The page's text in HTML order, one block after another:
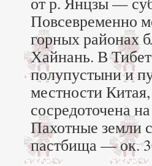
Повсевременно
горных районах
Хайнань. В
полупустыни и
местности
сосредоточена
Пахотные земли
пастбища — ок.